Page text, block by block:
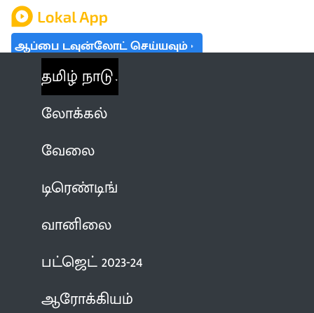
ஆப்பை டவுன்லோட் செய்யவும்
தமிழ் நாடு
லோக்கல்
வேலை
டிரெண்டிங்
வானிலை
பட்ஜெட் 2023-24
ஆரோக்கியம்